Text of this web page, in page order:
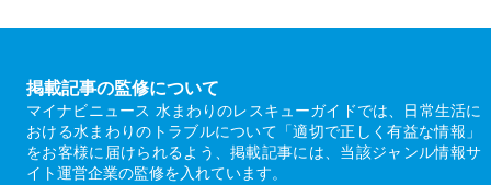
掲載記事の監修について
マイナビニュース 水まわりのレスキューガイドでは、日常生活に
おける水まわりのトラブルについて「適切で正しく有益な情報」
をお客様に届けられるよう、掲載記事には、当該ジャンル情報サ
イト運営企業の監修を入れています。